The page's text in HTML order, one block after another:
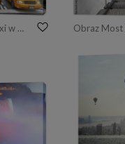
Obraz TYellow taxi w Nowym Jorku, USA.